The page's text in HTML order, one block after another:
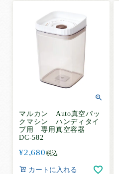
マルカン Auto真空パッ
クマシン ハンディタイ
プ用 専用真空容器
DC-582
¥2,680税込
カートに入れる